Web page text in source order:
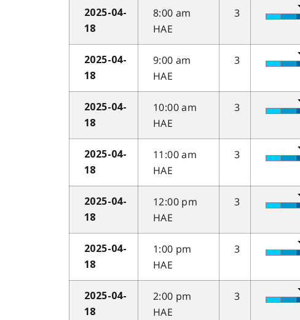
2025-04-
18
8:00 am
HAE
3
2025-04-
18
9:00 am
HAE
3
2025-04-
18
10:00 am
HAE
3
2025-04-
18
11:00 am
HAE
3
2025-04-
18
12:00 pm
HAE
3
2025-04-
18
1:00 pm
HAE
3
2025-04-
18
2:00 pm
HAE
3